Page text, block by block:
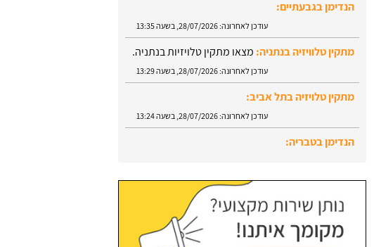
הנדימן בגבעתיים:
עודכן לאחרונה:28/07/2026, בשעה 13:35
מתקין טלוויזיה בנתניה: מצאו מתקין טלויזיות בנתניה.
עודכן לאחרונה:28/07/2026, בשעה 13:29
מתקין טלויזיה בתל אביב:
עודכן לאחרונה:28/07/2026, בשעה 13:24
הנדימן בטבריה: